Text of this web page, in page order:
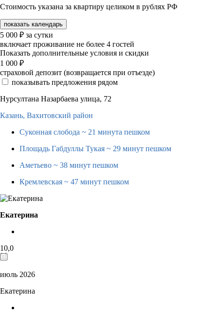
Стоимость указана за квартиру целиком в рублях РФ
показать календарь
5 000 ₽ за сутки
включает проживание не более 4 гостей
Показать дополнительные условия и скидки
1 000 ₽
страховой депозит (возвращается при отъезде)
показывать предложения рядом
Нурсултана Назарбаева улица, 72
Казань, Вахитовский район
Суконная слобода ~ 21 минута пешком
Площадь Габдуллы Тукая ~ 29 минут пешком
Аметьево ~ 38 минут пешком
Кремлевская ~ 47 минут пешком
Екатерина
10,0
июль 2026
Екатерина